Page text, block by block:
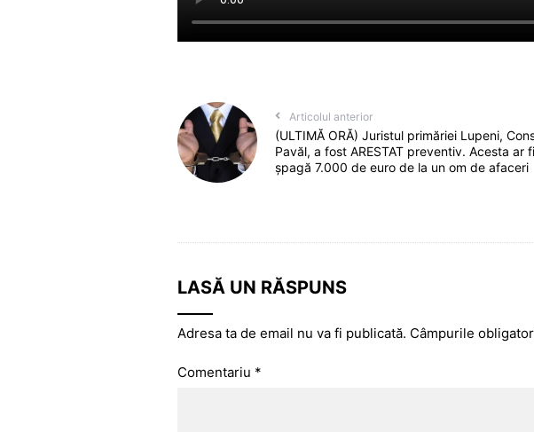
Articolul anterior
(ULTIMĂ ORĂ) Juristul primăriei Lupeni,
Pavăl, a fost ARESTAT preventiv. Acesta ar
șpagă 7.000 de euro de la un om de afaceri
LASĂ UN RĂSPUNS
Adresa ta de email nu va fi publicată. Câmpurile
Comentariu *